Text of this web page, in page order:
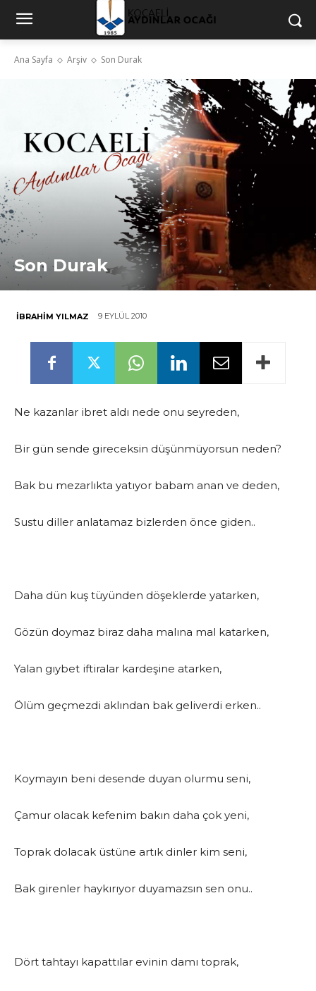
Ana Sayfa Arşiv Son Durak
Son Durak
İBRAHIM YILMAZ 9 EYLÜL 2010
Ne kazanlar ibret aldı nede onu seyreden,
Bir gün sende gireceksin düşünmüyorsun neden?
Bak bu mezarlıkta yatıyor babam anan ve deden,
Sustu diller anlatamaz bizlerden önce giden..
Daha dün kuş tüyünden döşeklerde yatarken,
Gözün doymaz biraz daha malına mal katarken,
Yalan gıybet iftiralar kardeşine atarken,
Ölüm geçmezdi aklından bak geliverdi erken..
Koymayın beni desende duyan olurmu seni,
Çamur olacak kefenim bakın daha çok yeni,
Toprak dolacak üstüne artık dinler kim seni,
Bak girenler haykırıyor duyamazsın sen onu..
Dört tahtayı kapattılar evinin damı toprak,